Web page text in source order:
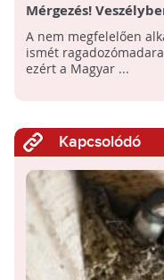
Mérgezés!
miatt
A nem megfelelően
ismét
ezért a Magyar ...
Kapcsolódó